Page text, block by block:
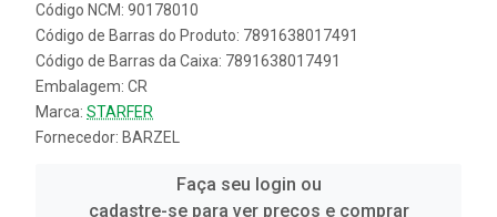
Código NCM: 90178010
Código de Barras do Produto: 7891638017491
Código de Barras da Caixa: 7891638017491
Embalagem: CR
Marca: STARFER
Fornecedor: BARZEL
Faça seu login ou
cadastre-se para ver preços e comprar